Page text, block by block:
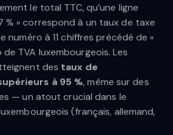
le total TTC, qu’une ligne
% » correspond à un taux de taxe
numéro à 11 chiffres précédé de «
de TVA luxembourgeois. Les
des taux de
à 95 %, même sur des
— un atout crucial dans le
(français, allemand,